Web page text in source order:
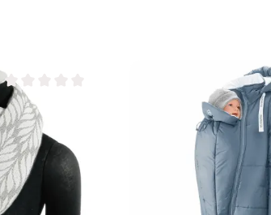
Note moyenne de 0 sur 5 étoiles